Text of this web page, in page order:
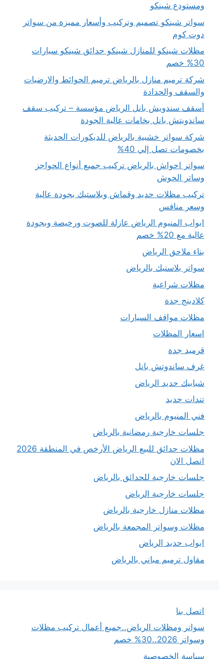
ومستودع شينكو
سواتر شينكو تصميم وتركيب وأسعار مميزة من سواتر
دوت كوم
مظلات شينكو للمنازل شينكو حدائق شينكو سيارات
30% خصم
شركة ترميم منازل بالرياض ترميم الحوائط والارضيات
والسقف والحدادة
أسقف سندويش بانل الرياض مؤسسة – تركيب سقف
ساندويتش بانل بخامات عالية الجودة
شركة سواتر خشبية بالرياض للديكورات الحديثة
بخصومات تصل إلي 40%
سواتر احواش بالرياض تركيب جميع أنواع الحواجز
وساتر الحوش
تركيب مظلات حديد وقماش وبلاستيك بجودة عالية
وسعر منافس
ابواب المنيوم الرياض عازلة للصوت ورخيصة وبجودة
عالية مع 20% خصم
بناء ملاحق الرياض
سواتر بلاستيك بالرياض
مظلات شراعية
كلادينج جدة
مظلات مواقف السيارات
اسعار المظلات
قرميد جدة
غرف ساندوتش بانل
شبابيك حديد الرياض
تندات حديد
فني المنيوم بالرياض
جلسات خارجية رمضانية بالرياض
مظلات حدائق للبيع الرياض الأرخص في المنطقة 2026
اتصل الان
جلسات خارجية للحدائق بالرياض
جلسات خارجية الرياض
مظلات منازل خارجية بالرياض
مظلات وسواتر المجمعة بالرياض
ابواب حديد الرياض
مقاول ترميم مباني بالرياض
اتصل بنا
سواتر ومظلات الرياض..جميع أعمال تركيب مظلات
وسواتر 2026..30% خصم
سياسة الخصوصية